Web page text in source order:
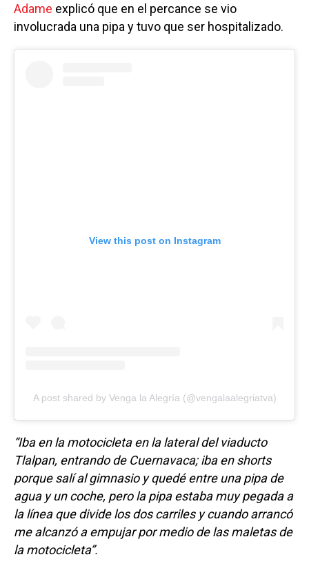
Adame explicó que en el percance se vio
involucrada una pipa y tuvo que ser hospitalizado.
View this post on Instagram
A post shared by Venga la Alegría (@vengalaalegriatva)
“Iba en la motocicleta en la lateral del viaducto
Tlalpan, entrando de Cuernavaca; iba en shorts
porque salí al gimnasio y quedé entre una pipa de
agua y un coche, pero la pipa estaba muy pegada a
la línea que divide los dos carriles y cuando arrancó
me alcanzó a empujar por medio de las maletas de
la motocicleta”.